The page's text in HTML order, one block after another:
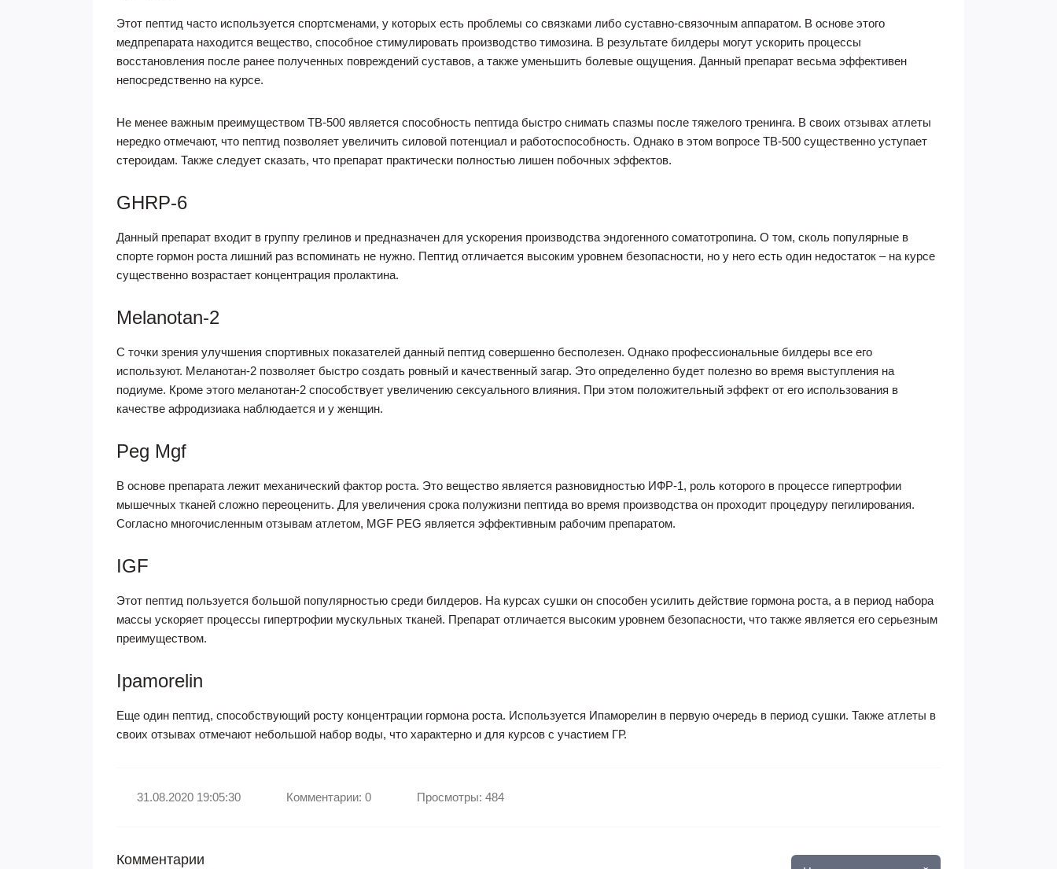
Этот пептид часто используется спортсменами, у которых есть проблемы со связками либо суставно-связочным аппаратом. В основе этого
медпрепарата находится вещество, способное стимулировать производство тимозина. В результате билдеры могут ускорить процессы
восстановления после ранее полученных повреждений суставов, а также уменьшить болевые ощущения. Данный препарат весьма эффективен
непосредственно на курсе.
Не менее важным преимуществом ТВ-500 является способность пептида быстро снимать спазмы после тяжелого тренинга. В своих отзывах атлеты
нередко отмечают, что пептид позволяет увеличить силовой потенциал и работоспособность. Однако в этом вопросе ТВ-500 существенно уступает
стероидам. Также следует сказать, что препарат практически полностью лишен побочных эффектов.
GHRP-6
Данный препарат входит в группу грелинов и предназначен для ускорения производства эндогенного соматотропина. О том, сколь популярные в
спорте гормон роста лишний раз вспоминать не нужно. Пептид отличается высоким уровнем безопасности, но у него есть один недостаток – на курсе
существенно возрастает концентрация пролактина.
Melanotan-2
С точки зрения улучшения спортивных показателей данный пептид совершенно бесполезен. Однако профессиональные билдеры все его
используют. Меланотан-2 позволяет быстро создать ровный и качественный загар. Это определенно будет полезно во время выступления на
подиуме. Кроме этого меланотан-2 способствует увеличению сексуального влияния. При этом положительный эффект от его использования в
качестве афродизиака наблюдается и у женщин.
Peg Mgf
В основе препарата лежит механический фактор роста. Это вещество является разновидностью ИФР-1, роль которого в процессе гипертрофии
мышечных тканей сложно переоценить. Для увеличения срока полужизни пептида во время производства он проходит процедуру пегилирования.
Согласно многочисленным отзывам атлетом, MGF PEG является эффективным рабочим препаратом.
IGF
Этот пептид пользуется большой популярностью среди билдеров. На курсах сушки он способен усилить действие гормона роста, а в период набора
массы ускоряет процессы гипертрофии мускульных тканей. Препарат отличается высоким уровнем безопасности, что также является его серьезным
преимуществом.
Ipamorelin
Еще один пептид, способствующий росту концентрации гормона роста. Используется Ипаморелин в первую очередь в период сушки. Также атлеты в
своих отзывах отмечают небольшой набор воды, что характерно и для курсов с участием ГР.
31.08.2020 19:05:30 Комментарии: 0 Просмотры: 484
Комментарии